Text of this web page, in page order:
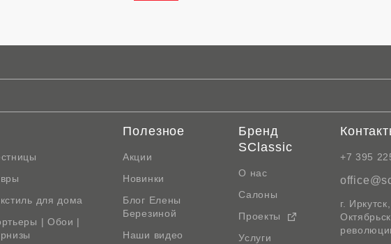
для дома
| Обои |
Полезное
Акции
Новинки
Блог Елены
Березиной
Наши видео
Бренд
SClassic
О нас
Салоны
Проекты
Услуги
+7 395
г. Иркутск,